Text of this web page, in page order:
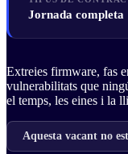
Business Continuity &
Indústria &
Administració pública
Jornada completa
Extreies firmware, fas
vulnerabilitats que
el temps, les eines i la
Aquesta vacant no